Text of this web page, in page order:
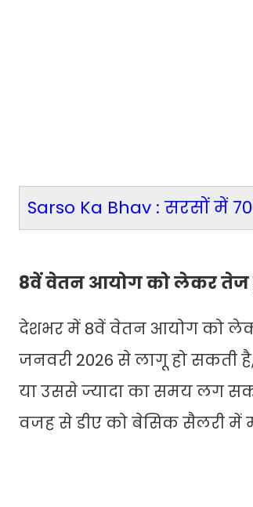
Sarso Ka Bhav : सरसों में
8वें वेतन आयोग को लेकर तेज
देशभर में 8वें वेतन आयोग को लेकर
जनवरी 2026 से लागू हो सकती
या उससेज्यादा का समय लग
वजह से डीए को बेसिक सैलरी में